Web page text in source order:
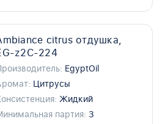
citrus отдушка,
z2C-224
EgyptOil
Цитрусы
Жидкий
партия: 3